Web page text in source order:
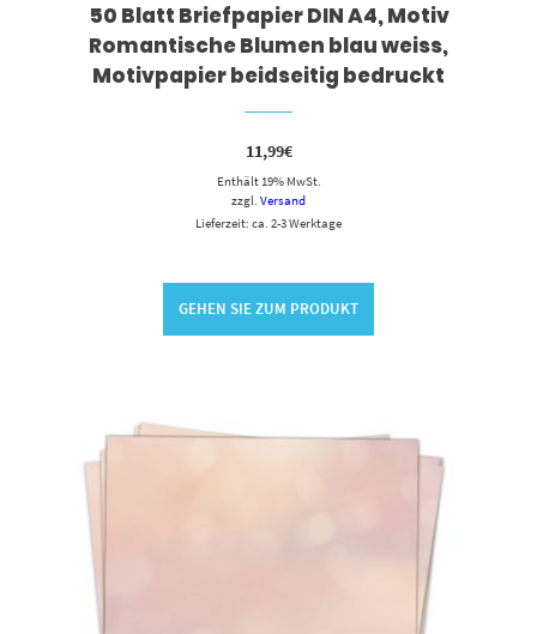
50 Blatt Briefpapier DIN A4, Motiv
Romantische Blumen blau weiss,
Motivpapier beidseitig bedruckt
11,99€
Enthält 19% MwSt.
zzgl. Versand
Lieferzeit: ca. 2-3 Werktage
GEHEN SIE ZUM PRODUKT